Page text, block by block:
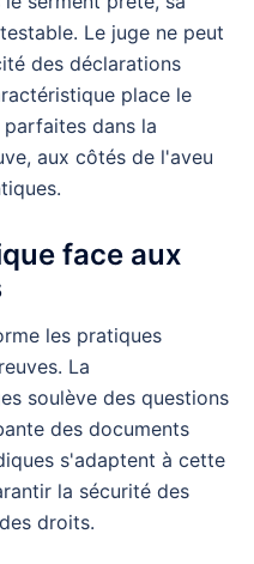
Le juge ne peut
des déclarations
place le
dans la
aux côtés de l'aveu
face aux
les pratiques
La
soulève des questions
des documents
s'adaptent à cette
la sécurité des
droits.